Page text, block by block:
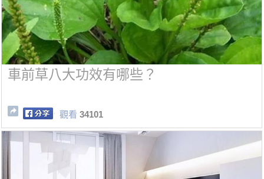
車前草八大功效有哪些？
觀看 34101